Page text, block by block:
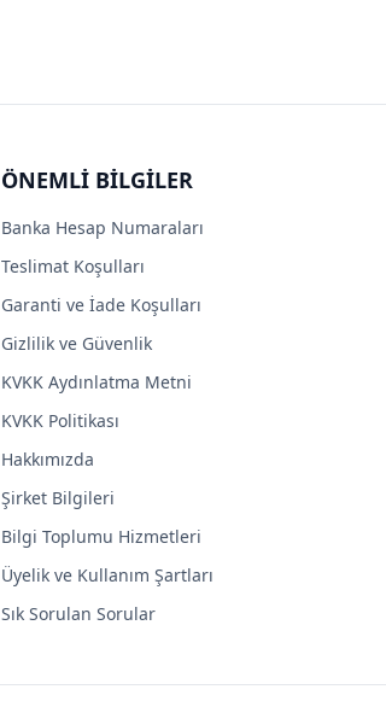
ÖNEMLİ BİLGİLER
Banka Hesap Numaraları
Teslimat Koşulları
Garanti ve İade Koşulları
Gizlilik ve Güvenlik
KVKK Aydınlatma Metni
KVKK Politikası
Hakkımızda
Şirket Bilgileri
Bilgi Toplumu Hizmetleri
Üyelik ve Kullanım Şartları
Sık Sorulan Sorular